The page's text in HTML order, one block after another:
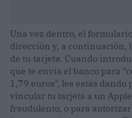
Una vez dentro, el
dirección y, a continuación,
de tu tarjeta. Cuando
que te envía el banco para
1,79 euros", les estás dando
vincular tu tarjeta a un Apple
fraudulento, o para